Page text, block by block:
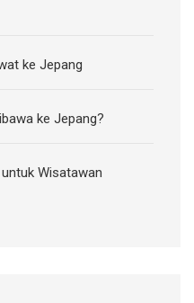
ke Jepang
ke Jepang?
Wisatawan